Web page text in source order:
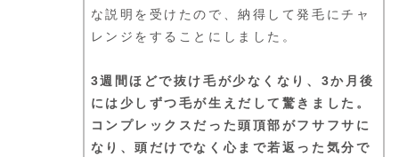
な説明を受けたので、納得して発毛にチャ
レンジをすることにしました。
3週間ほどで抜け毛が少なくなり、3か月後
には少しずつ毛が生えだして驚きました。
コンプレックスだった頭頂部がフサフサに
なり、頭だけでなく心まで若返った気分で